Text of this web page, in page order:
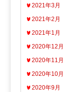
2021年3月
2021年2月
2021年1月
2020年12月
2020年11月
2020年10月
2020年9月